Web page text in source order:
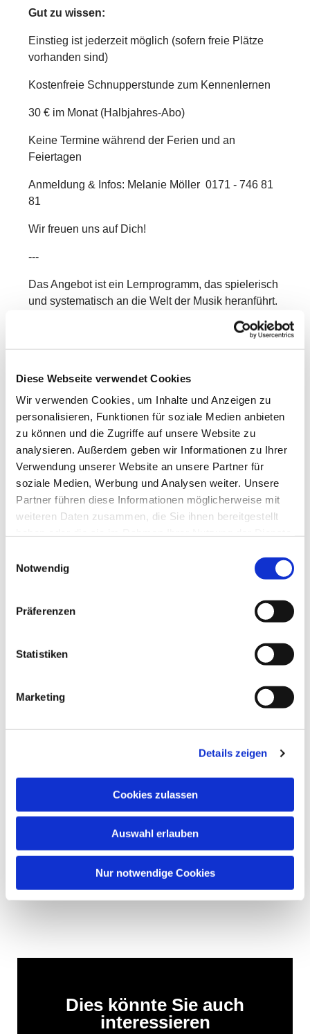
Diese Webseite verwendet Cookies
Wir verwenden Cookies, um Inhalte und Anzeigen zu
personalisieren, Funktionen für soziale Medien anbieten
zu können und die Zugriffe auf unsere Website zu
analysieren. Außerdem geben wir Informationen zu Ihrer
Verwendung unserer Website an unsere Partner für
soziale Medien, Werbung und Analysen weiter. Unsere
Partner führen diese Informationen möglicherweise mit
weiteren Daten zusammen, die Sie ihnen bereitgestellt
Notwendig
Präferenzen
Statistiken
Marketing
Details zeigen
Cookies zulassen
Auswahl erlauben
Nur notwendige Cookies
Gut zu wissen:
Einstieg ist jederzeit möglich (sofern freie Plätze
vorhanden sind)
Kostenfreie Schnupperstunde zum Kennenlernen
30 € im Monat (Halbjahres-Abo)
Keine Termine während der Ferien und an
Feiertagen
Anmeldung & Infos: Melanie Möller 0171 - 746 81
81
Wir freuen uns auf Dich!
---
Das Angebot ist ein Lernprogramm, das spielerisch
und systematisch an die Welt der Musik heranführt.
In Kleingruppen entdecken die Kinder mit Freude
und Neugier verschiedene Bereiche der Musik –
mit ersten Erfahrungen in:
Singen & Sprechen
Bewegung & Tanz
Musikhören
Rhythmik
Grundlagen der Musiklehre
Dabei werden vorhandene Kenntnisse aufgegriffen,
vertieft und erweitert.
Neben musikalischem Wissen wachsen auch
Konzentrationsfähigkeit, Spielfreude,
soziale Kontakte.
ganzen Persönlichkeit!
Dies könnte Sie auch
interessieren